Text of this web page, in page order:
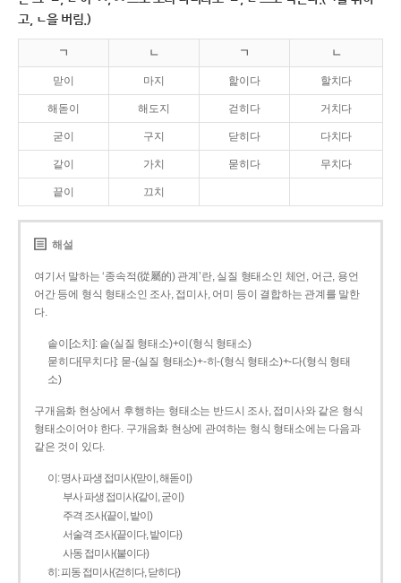
고, ㄴ을 버림.)
ㄱ ㄴ ㄱ ㄴ
맏이 마지 핥이다 할치다
해돋이 해도지 걷히다 거치다
굳이 구지 닫히다 다치다
같이 가치 묻히다 무치다
끝이 끄치
해설
여기서 말하는 ‘종속적(從屬的) 관계’란, 실질 형태소인 체언, 어근, 용언
어간 등에 형식 형태소인 조사, 접미사, 어미 등이 결합하는 관계를 말한
다.
솥이[소치]: 솥(실질 형태소)+이(형식 형태소)
묻히다[무치다]: 묻­-(실질 형태소)+­-히­-(형식 형태소)+-다(형식 형태
소)
구개음화 현상에서 후행하는 형태소는 반드시 조사, 접미사와 같은 형식
형태소이어야 한다. 구개음화 현상에 관여하는 형식 형태소에는 다음과
같은 것이 있다.
이: 명사 파생 접미사(맏이, 해돋이)
부사 파생 접미사(같이, 굳이)
주격 조사(끝이, 밭이)
서술격 조사(끝이다, 밭이다)
사동 접미사(붙이다)
히: 피동 접미사(걷히다, 닫히다)